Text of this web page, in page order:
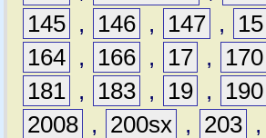
145 , 146 , 147 , 15
164 , 166 , 17 , 170
181 , 183 , 19 , 190
2008 , 200sx , 203 ,